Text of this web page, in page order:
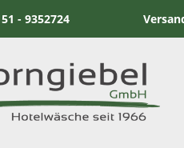
- 9352724